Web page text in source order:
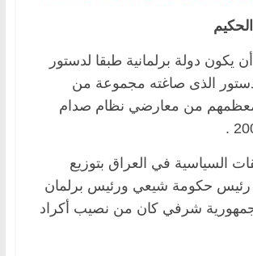
يكون دولة برلمانية طبقا لدستور
الدستور الذى صاغته مجموعة من
من معارضي نظام صدام
السياسية في العراق بتوزيع
رئيس حكومة شيعي ورئيس برلمان
شرفي كان من نصيب أكراد